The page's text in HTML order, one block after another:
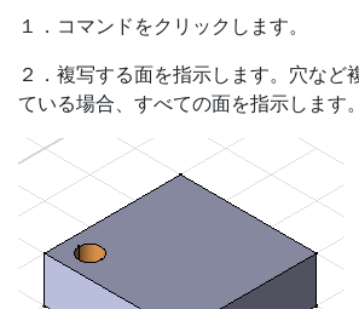
１．コマンドをクリックします。
２．複写する面を指示します。穴など
ている場合、すべての面を指示します。